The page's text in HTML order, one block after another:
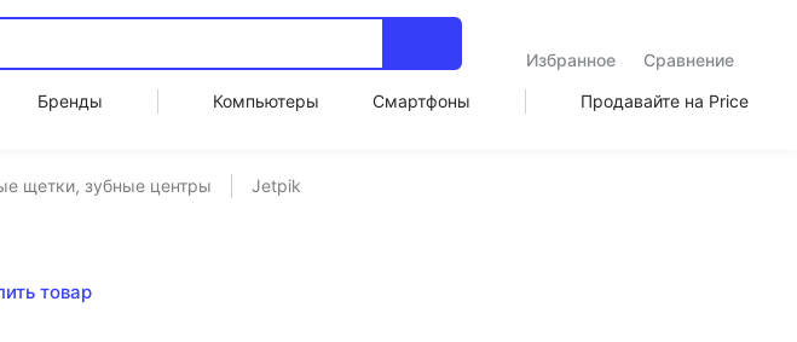
Избранное
Сравнение
Бренды Компьютеры Смартфоны Продавайте на Price
щетки, зубные центры Jetpik
товар